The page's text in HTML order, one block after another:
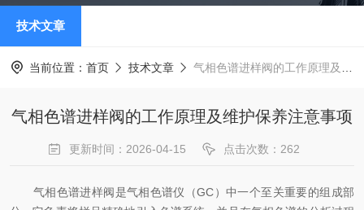
技术文章
当前位置： 首页 技术文章 气相色谱进样阀的工作原理及维护保养注意事项
气相色谱进样阀的工作原理及维护保养注意事项
更新时间：2026-04-15 点击次数：262
气相色谱进样阀是气相色谱仪（GC）中一个至关重要的组成部